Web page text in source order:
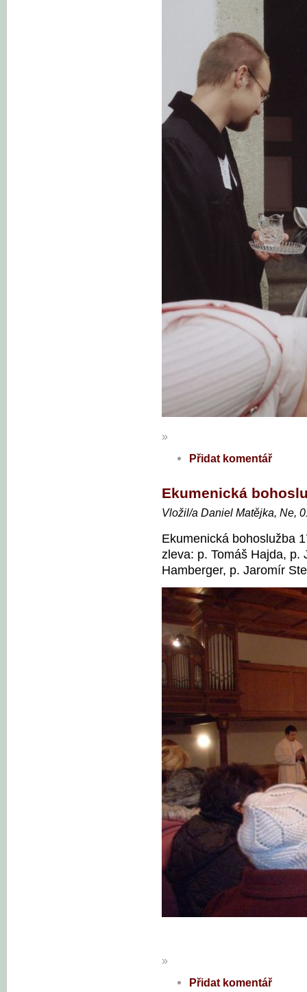
»
Přidat komentář
Ekumenická
Vložil/a Daniel Matějka, Ne,
Ekumenická bohoslužba
zleva: p. Tomáš Hajda, p.
Hamberger, p. Jaromír
»
Přidat komentář